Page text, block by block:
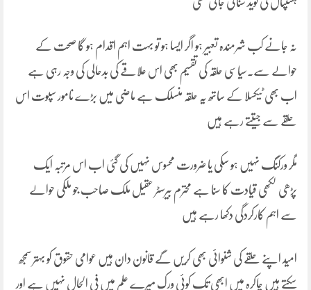
نہ جانے کب شرمندہ تعبیر ہو اگر ایسا ہو تو بہت اہم اقدام ہو گا صحت کے
حوالے سے۔سیاسی حلقہ کی تقسیم بھی اس علاقے کی بدحالی کی وجہ رہی ہے
اب بھی ٹیکسلا کے ساتھ یہ حلقہ منسلک ہے ماضی میں بڑے نامور سپوت اس
حلقے سے جیتتے رہے ہیں
مگر ورکنگ نہیں ہو سکی یا ضرورت محسوس نہیں کی گئی اب اس مرتبہ ایک
پڑھی لکھی قیادت کا سنا ہے محترم بیرسٹر عقیل ملک صاحب جو ملکی حوالے
سے اہم کارکردگی دکھا رہے ہیں
امید اپنے حلقے کی شنوائی بھی کریں گے قانون دان ہیں عوامی حقوق کو بہتر سمجھ
سکتے ہیں چاکرہ میں ابھی تک کوئی ورک میرے علم میں فی الحال نہیں ہے اور